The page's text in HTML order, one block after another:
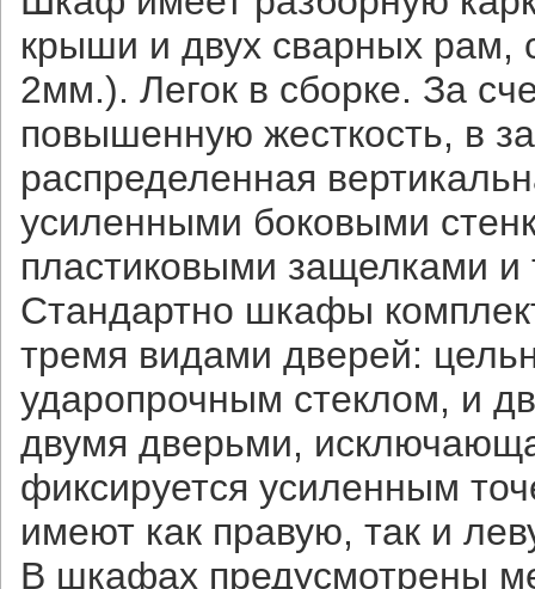
крыши и двух сварных рам,
2мм.). Легок в сборке. За
повышенную жесткость, в
распределенная
усиленными боковыми
пластиковыми защелками
Стандартно шкафы
тремя видами дверей:
ударопрочным стеклом, и
двумя дверьми,
фиксируется усиленным
имеют как правую, так и
В шкафах предусмотрены